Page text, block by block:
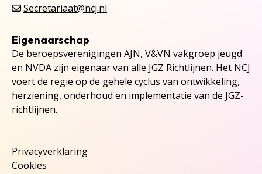
Secretariaat@ncj.nl
Eigenaarschap
De beroepsverenigingen AJN, V&VN vakgroep jeugd
en NVDA zijn eigenaar van alle JGZ Richtlijnen. Het NCJ
voert de regie op de gehele cyclus van ontwikkeling,
herziening, onderhoud en implementatie van de JGZ-
richtlijnen.
Privacyverklaring
Cookies